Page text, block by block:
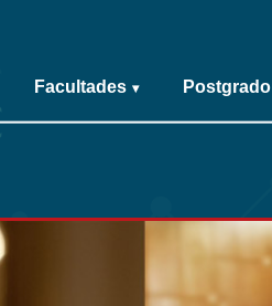
Facultades ▾ Postgrado